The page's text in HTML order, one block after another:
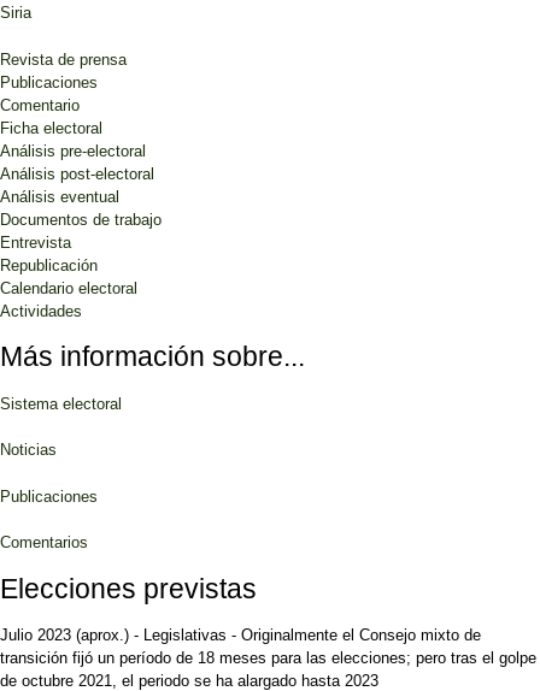
Siria
Revista de prensa
Publicaciones
Comentario
Ficha electoral
Análisis pre-electoral
Análisis post-electoral
Análisis eventual
Documentos de trabajo
Entrevista
Republicación
Calendario electoral
Actividades
Más información sobre...
Sistema electoral
Noticias
Publicaciones
Comentarios
Elecciones previstas
Julio 2023 (aprox.) - Legislativas - Originalmente el Consejo mixto de
transición fijó un período de 18 meses para las elecciones; pero tras el golpe
de octubre 2021, el periodo se ha alargado hasta 2023